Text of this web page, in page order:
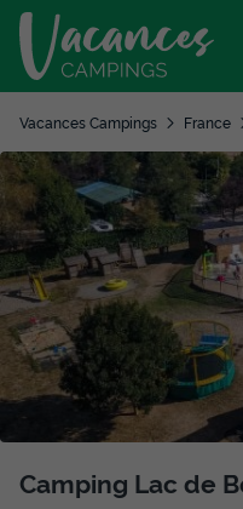
Vacances Campings France
Camping Lac de